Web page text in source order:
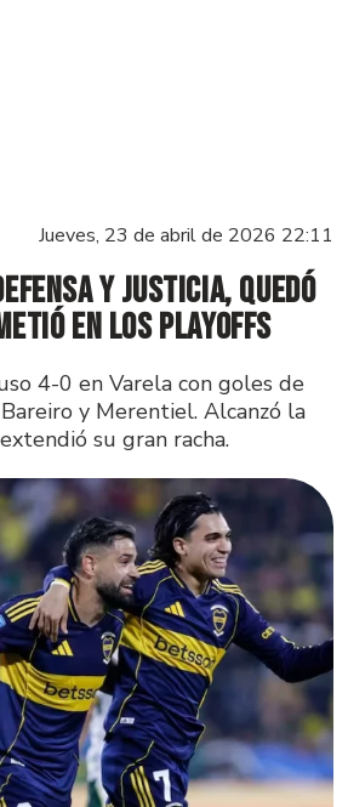
Jueves, 23 de abril de 2026 22:11
y Justicia, quedó
en los playoffs
4-0 en Varela con goles de
Bareiro y Merentiel. Alcanzó la
su gran racha.